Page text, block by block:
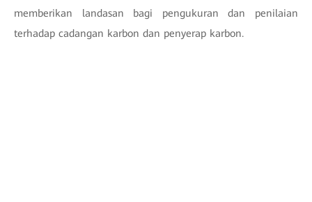
memberikan landasan bagi pengukuran dan penilaian
terhadap cadangan karbon dan penyerap karbon.